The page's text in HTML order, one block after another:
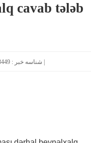
cavab tələb
شناسه خبر : 43449 | تاریخ انتشار : 09 اکتبر 2020 - 11:02 | تعداد دیدگاه :